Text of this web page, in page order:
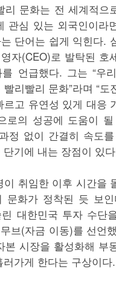
리 문화는 전 세계적으
관심 있는 외국인이라
단어는 쉽게 익힌다.
자(CEO)로 발탁된 호
언급했다. 그는 “우
리빨리 문화”라며 “도
르고 유연성 있게 대응
로의 성공에 도움이 될
정 없이 간결히 속도
기에 내는 장점이 있
이 취임한 이후 시간을
문화가 정착된 듯 보
대한민국 투자 수단
브(자금 이동)를 선언
본 시장을 활성화해 부
가게 한다는 구상이다.